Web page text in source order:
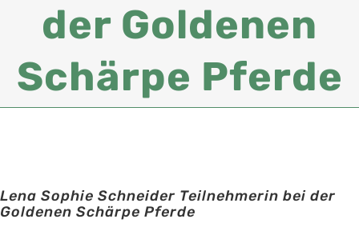
der Goldenen
Schärpe Pferde
Lena Sophie Schneider Teilnehmerin bei der
Goldenen Schärpe Pferde